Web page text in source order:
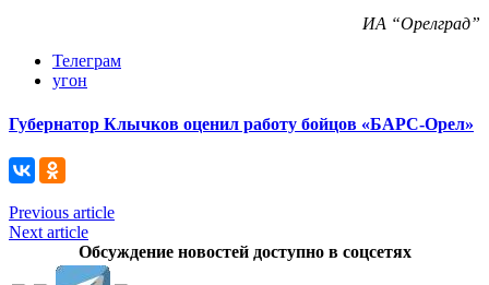
ИА “Орелград”
Телеграм
угон
Губернатор Клычков оценил работу бойцов «БАРС-Орел»
Previous article
Next article
Обсуждение новостей доступно в соцсетях